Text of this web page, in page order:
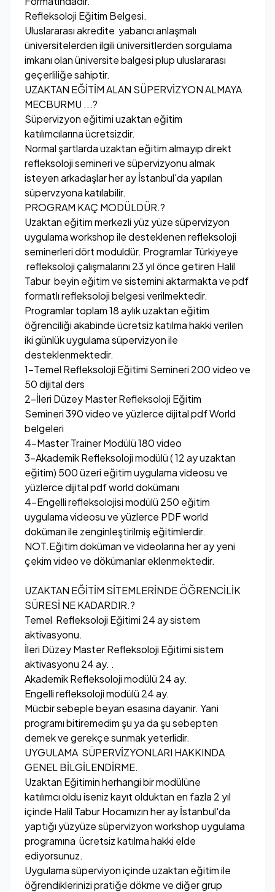
Refleksoloji Eğitim Belgesi.
Uluslararası akredite yabancı anlaşmalı
üniversitelerden ilgili üniversitlerden sorgulama
imkanı olan üniversite balgesi plup uluslararası
geçerliliğe sahiptir.
UZAKTAN EĞİTİM ALAN SÜPERVİZYON ALMAYA
MECBURMU ...?
Süpervizyon eğitimi uzaktan eğitim
katılımcılarına ücretsizdir.
Normal şartlarda uzaktan eğitim almayıp direkt
refleksoloji semineri ve süpervizyonu almak
isteyen arkadaşlar her ay İstanbul'da yapılan
süpervzyona katılabilir.
PROGRAM KAÇ MODÜLDÜR.?
Uzaktan eğitim merkezli yüz yüze süpervizyon
uygulama workshop ile desteklenen refleksoloji
seminerleri dört moduldür. Programlar Türkiyeye
refleksoloji çalışmalarını 23 yıl önce getiren Halil
Tabur beyin eğitim ve sistemini aktarmakta ve pdf
formatlı refleksoloji belgesi verilmektedir.
Programlar toplam 18 aylık uzaktan eğitim
öğrenciliği akabinde ücretsiz katılma hakki verilen
iki günlük uygulama süpervizyon ile
desteklenmektedir.
1-Temel Refleksoloji Eğitimi Semineri 200 video ve
50 dijital ders
2-İleri Düzey Master Refleksoloji Eğitim
Semineri 390 video ve yüzlerce dijital pdf World
belgeleri
4-Master Trainer Modülü 180 video
3-Akademik Refleksoloji modülü ( 12 ay uzaktan
eğitim) 500 üzeri eğitim uygulama videosu ve
yüzlerce dijital pdf world dokümanı
4-Engelli refleksolojisi modülü 250 eğitim
uygulama videosu ve yüzlerce PDF world
doküman ile zenginleştirilmiş eğitimlerdir.
NOT.Eğitim doküman ve videolarına her ay yeni
çekim video ve dökümanlar eklenmektedir.
UZAKTAN EĞİTİM SİTEMLERİNDE ÖĞRENCİLİK
SÜRESİ NE KADARDIR.?
Temel Refleksoloji Eğitimi 24 ay sistem
aktivasyonu.
İleri Düzey Master Refleksoloji Eğitimi sistem
aktivasyonu 24 ay. .
Akademik Refleksoloji modülü 24 ay.
Engelli refleksoloji modülü 24 ay.
Mücbir sebeple beyan esasına dayanir. Yani
programı bitiremedim şu ya da şu sebepten
demek ve gerekçe sunmak yeterlidir.
UYGULAMA SÜPERVİZYONLARI HAKKINDA
GENEL BİLGİLENDİRME.
Uzaktan Eğitimin herhangi bir modülüne
katılımcı oldu iseniz kayıt olduktan en fazla 2 yıl
içinde Halil Tabur Hocamızın her ay İstanbul'da
yaptığı yüzyüze süpervizyon workshop uygulama
programına ücretsiz katılma hakki elde
ediyorsunuz.
Uygulama süperviyon içinde uzaktan eğitim ile
öğrendiklerinizi pratiğe dökme ve diğer grup